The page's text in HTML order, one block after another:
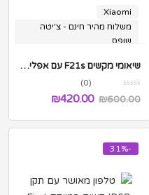
Xiaomi
משלוח מהיר חינם - צ'יטה
שופס
שיאומי מקשים F21s עם אפליקציות וזיכרון 8GB
(0)
₪600.00
₪420.00
-31%